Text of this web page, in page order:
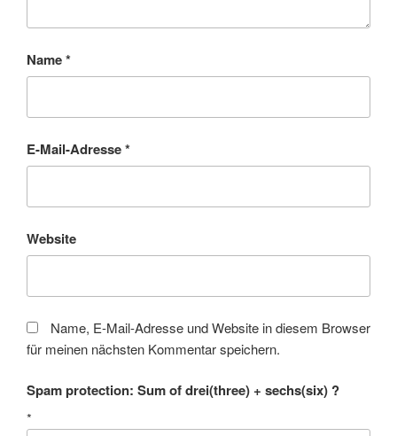
Name*
E-Mail-Adresse*
Website
Name, E-Mail-Adresse und Website in diesem Browser
für meinen nächsten Kommentar speichern.
Spam protection: Sum of drei(three) + sechs(six) ?
*